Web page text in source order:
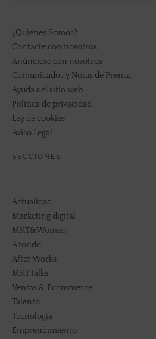
¿Quiénes Somos?
Contacte con nosotros
Anúnciese con nosotros
Comunicados y Notas de Prensa
Ayuda del sitio web
Política de privacidad
Ley de cookies
Aviso Legal
SECCIONES
Actualidad
Marketing digital
MKT&Women
A fondo
After Works
MKTTalks
Ventas & Ecommerce
Talento
Tecnología
Emprendimiento